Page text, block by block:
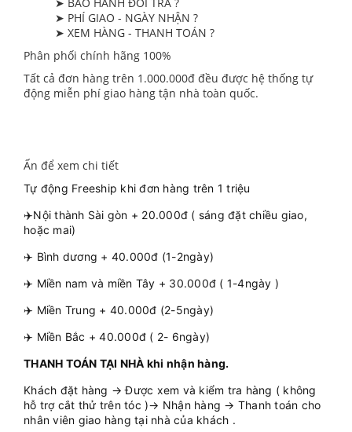
➤ PHÍ GIAO - NGÀY NHẬN ?
➤ XEM HÀNG - THANH TOÁN ?
Phân phối chính hãng 100%
Tất cả đơn hàng trên 1.000.000đ đều được hệ thống tự
động miễn phí giao hàng tận nhà toàn quốc.
Ấn để xem chi tiết
Tự động Freeship khi đơn hàng trên 1 triệu
✈️Nội thành Sài gòn + 20.000đ ( sáng đặt chiều giao,
hoặc mai)
✈️ Bình dương + 40.000đ (1-2ngày)
✈️ Miền nam và miền Tây + 30.000đ ( 1-4ngày )
✈️ Miền Trung + 40.000đ (2-5ngày)
✈️ Miền Bắc + 40.000đ ( 2- 6ngày)
THANH TOÁN TẠI NHÀ khi nhận hàng.
Khách đặt hàng → Được xem và kiểm tra hàng ( không
hỗ trợ cắt thử trên tóc )→ Nhận hàng → Thanh toán cho
nhân viên giao hàng tại nhà của khách .